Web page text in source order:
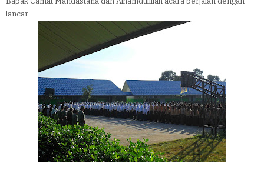
lancar.